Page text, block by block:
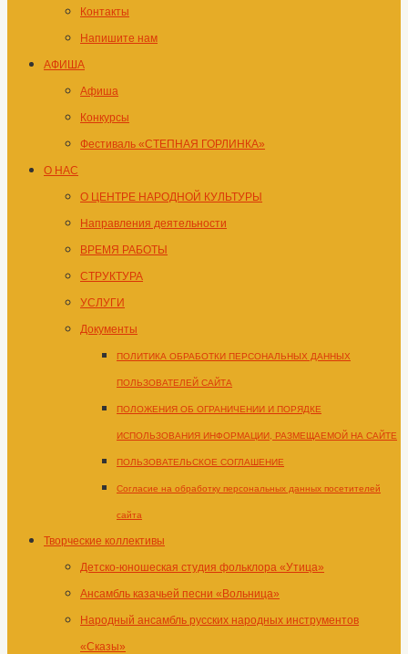
содержимому
Контакты
Напишите нам
АФИША
Афиша
Конкурсы
Фестиваль «СТЕПНАЯ ГОРЛИНКА»
О НАС
О ЦЕНТРЕ НАРОДНОЙ КУЛЬТУРЫ
Направления деятельности
ВРЕМЯ РАБОТЫ
СТРУКТУРА
УСЛУГИ
Документы
ПОЛИТИКА ОБРАБОТКИ ПЕРСОНАЛЬНЫХ ДАННЫХ
ПОЛЬЗОВАТЕЛЕЙ САЙТА
ПОЛОЖЕНИЯ ОБ ОГРАНИЧЕНИИ И ПОРЯДКЕ
ИСПОЛЬЗОВАНИЯ ИНФОРМАЦИИ, РАЗМЕЩАЕМОЙ НА САЙТЕ
ПОЛЬЗОВАТЕЛЬСКОЕ СОГЛАШЕНИЕ
Согласие на обработку персональных данных посетителей
сайта
Творческие коллективы
Детско-юношеская студия фольклора «Утица»
Ансамбль казачьей песни «Вольница»
Народный ансамбль русских народных инструментов
«Сказы»